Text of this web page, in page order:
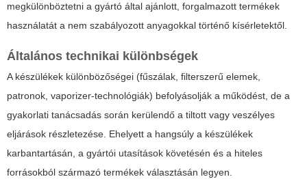
megkülönböztetni a gyártó által ajánlott, forgalmazott termékek
használatát a nem szabályozott anyagokkal történő kísérletektől.
Általános technikai különbségek
A készülékek különbözőségei (fűszálak, filterszerű elemek,
patronok, vaporizer-technológiák) befolyásolják a működést, de a
gyakorlati tanácsadás során kerülendő a tiltott vagy veszélyes
eljárások részletezése. Ehelyett a hangsúly a készülékek
karbantartásán, a gyártói utasítások követésén és a hiteles
forrásokból származó termékek választásán legyen.